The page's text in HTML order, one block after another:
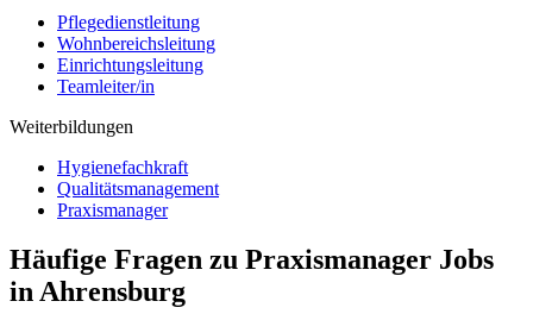
Pflegedienstleitung
Wohnbereichsleitung
Einrichtungsleitung
Teamleiter/in
Weiterbildungen
Hygienefachkraft
Qualitätsmanagement
Praxismanager
Häufige Fragen zu Praxismanager Jobs
in Ahrensburg